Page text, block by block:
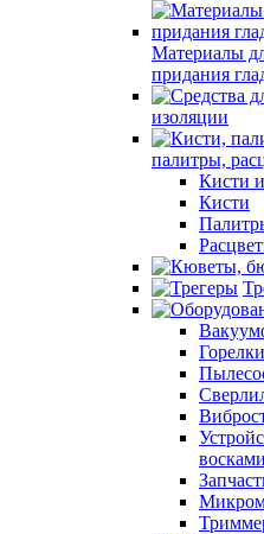
Материалы
придания
изоляции
палитры,
Кисти
Кисти
Горелки
восками